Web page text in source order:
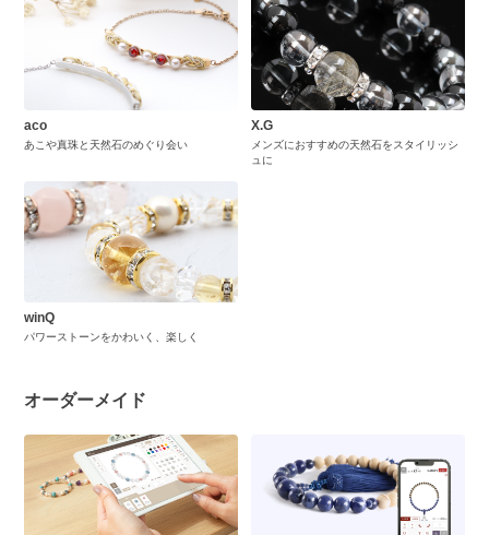
aco
あこや真珠と天然石のめぐり会い
X.G
メンズにおすすめの天然石をスタイリッシ
ュに
winQ
パワーストーンをかわいく、楽しく
オーダーメイド